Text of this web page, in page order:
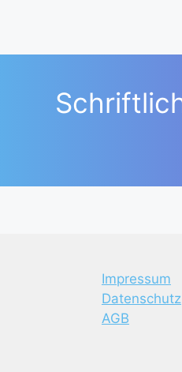
Impressum
Datenschutz
AGB